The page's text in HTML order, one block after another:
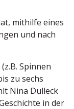
mithilfe eines
und nach
Spinnen
zu sechs
Nina Dulleck
in der